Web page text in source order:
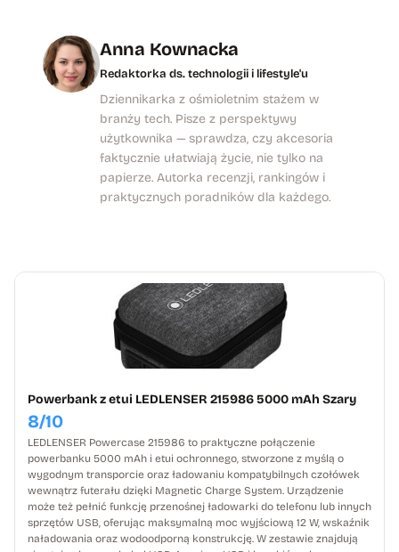
Anna Kownacka
Redaktorka ds. technologii i lifestyle'u
Dziennikarka z ośmioletnim stażem w
branży tech. Pisze z perspektywy
użytkownika — sprawdza, czy akcesoria
faktycznie ułatwiają życie, nie tylko na
papierze. Autorka recenzji, rankingów i
praktycznych poradników dla każdego.
Powerbank z etui LEDLENSER 215986 5000 mAh Szary
8/10
LEDLENSER Powercase 215986 to praktyczne połączenie
powerbanku 5000 mAh i etui ochronnego, stworzone z myślą o
wygodnym transporcie oraz ładowaniu kompatybilnych czołówek
wewnątrz futerału dzięki Magnetic Charge System. Urządzenie
może też pełnić funkcję przenośnej ładowarki do telefonu lub innych
sprzętów USB, oferując maksymalną moc wyjściową 12 W, wskaźnik
naładowania oraz wodoodporną konstrukcję. W zestawie znajdują